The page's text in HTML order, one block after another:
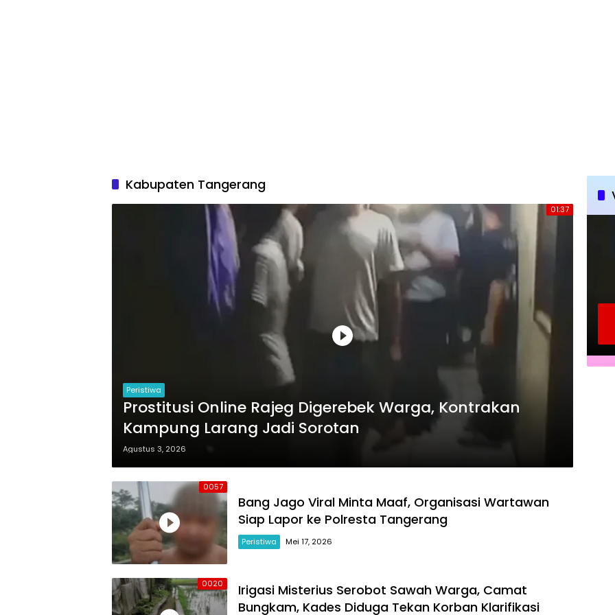
Kabupaten Tangerang
01:37
Peristiwa
Prostitusi Online Rajeg Digerebek Warga, Kontrakan
Kampung Larang Jadi Sorotan
Agustus 3, 2026
0057
Bang Jago Viral Minta Maaf, Organisasi Wartawan
Siap Lapor ke Polresta Tangerang
Peristiwa Mei 17, 2026
0020
Irigasi Misterius Serobot Sawah Warga, Camat
Bungkam, Kades Diduga Tekan Korban Klarifikasi